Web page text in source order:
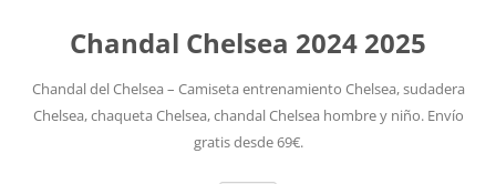
Chandal Chelsea 2024 2025
Chandal del Chelsea – Camiseta entrenamiento Chelsea, sudadera
Chelsea, chaqueta Chelsea, chandal Chelsea hombre y niño. Envío
gratis desde 69€.